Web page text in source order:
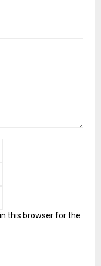
this browser for the